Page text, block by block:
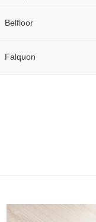
Belfloor
Falquon